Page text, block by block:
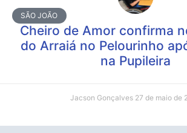
SÃO JOÃO
Cheiro de Amor confirma
do Arraiá no Pelourinho
na Pupileira
Jacson Gonçalves 27 de maio de